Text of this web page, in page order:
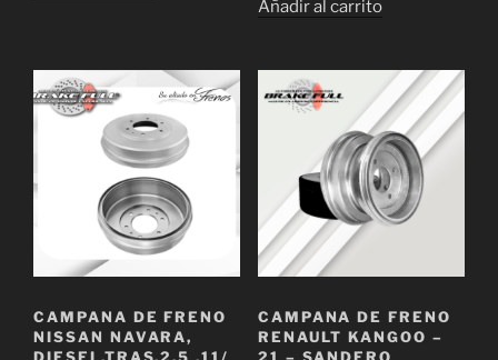
Añadir al carrito
CAMPANA DE FRENO
NISSAN NAVARA,
DIESEL,TRAS,2.5 ,11/
CAMPANA DE FRENO
RENAULT KANGOO –
21 – SANDERO